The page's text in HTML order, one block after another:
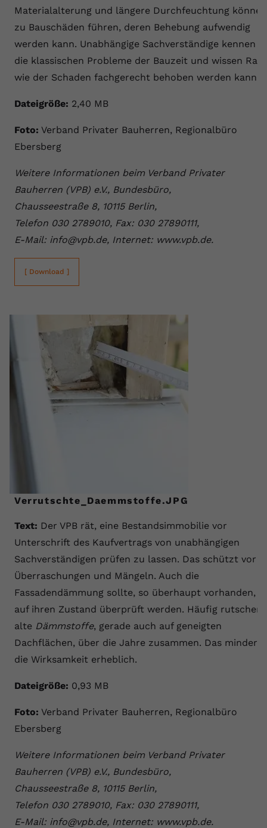
Materialalterung und längere Durchfeuchtung können
zu Bauschäden führen, deren Behebung aufwendig
werden kann. Unabhängige Sachverständige kennen
die klassischen Probleme der Bauzeit und wissen Rat,
wie der Schaden fachgerecht behoben werden kann.
Dateigröße: 2,40 MB
Foto: Verband Privater Bauherren, Regionalbüro
Ebersberg
Weitere Informationen beim Verband Privater
Bauherren (VPB) e.V., Bundesbüro,
Chausseestraße 8, 10115 Berlin,
Telefon 030 2789010, Fax: 030 27890111,
E-Mail: info@vpb.de, Internet: www.vpb.de.
[ Download ]
Verrutschte_Daemmstoffe.JPG
Text: Der VPB rät, eine Bestandsimmobilie vor
Unterschrift des Kaufvertrags von unabhängigen
Sachverständigen prüfen zu lassen. Das schützt vor
Überraschungen und Mängeln. Auch die
Fassadendämmung sollte, so überhaupt vorhanden,
auf ihren Zustand überprüft werden. Häufig rutschen
alte Dämmstoffe, gerade auch auf geneigten
Dachflächen, über die Jahre zusammen. Das mindert
die Wirksamkeit erheblich.
Dateigröße: 0,93 MB
Foto: Verband Privater Bauherren, Regionalbüro
Ebersberg
Weitere Informationen beim Verband Privater
Bauherren (VPB) e.V., Bundesbüro,
Chausseestraße 8, 10115 Berlin,
Telefon 030 2789010, Fax: 030 27890111,
E-Mail: info@vpb.de, Internet: www.vpb.de.